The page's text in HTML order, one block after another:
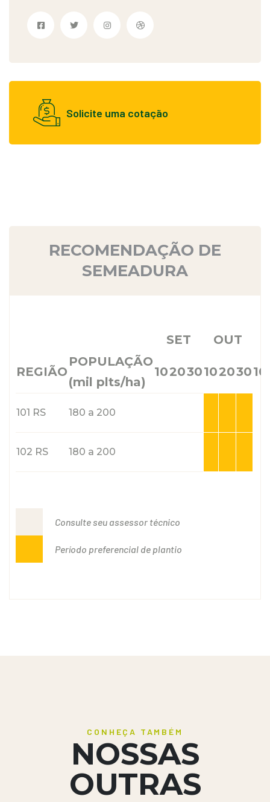
Solicite uma cotação
RECOMENDAÇÃO DE
SEMEADURA
SET OUT
REGIÃO
POPULAÇÃO
(mil plts/ha)
10203010203010
101 RS 180 a 200
102 RS 180 a 200
Consulte seu assessor técnico
Período preferencial de plantio
CONHEÇA TAMBÉM
NOSSAS
OUTRAS